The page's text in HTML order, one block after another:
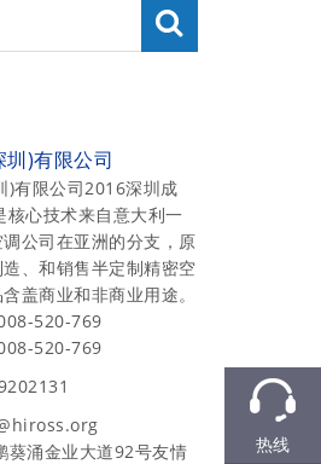
)有限公司
)有限公司2016深圳成
核心技术来自意大利一
公司在亚洲的分支，原
、和销售半定制精密空
盖商业和非商业用途。
520-769
520-769
葵涌金业大道92号友情
热线